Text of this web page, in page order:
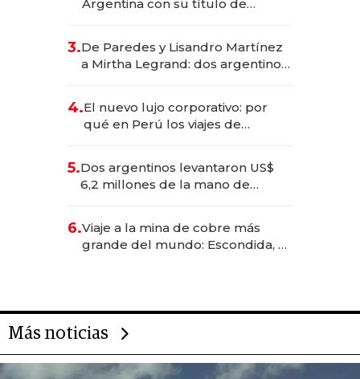
Argentina con su título de
las marcas "fast premium"
3.De Paredes y Lisandro Martínez
a Mirtha Legrand: dos argentinos
4.El nuevo lujo corporativo: por
qué en Perú los viajes de
para convertirse en experiencias
transformadoras
5.Dos argentinos levantaron US$
6,2 millones de la mano de
6.Viaje a la mina de cobre más
grande del mundo: Escondida, el
Más noticias